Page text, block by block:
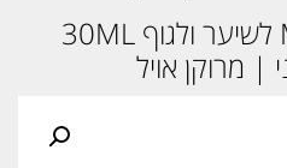
מיני בושם מיסט MIST לשיער ולגוף 30ML
| מרוקן אויל